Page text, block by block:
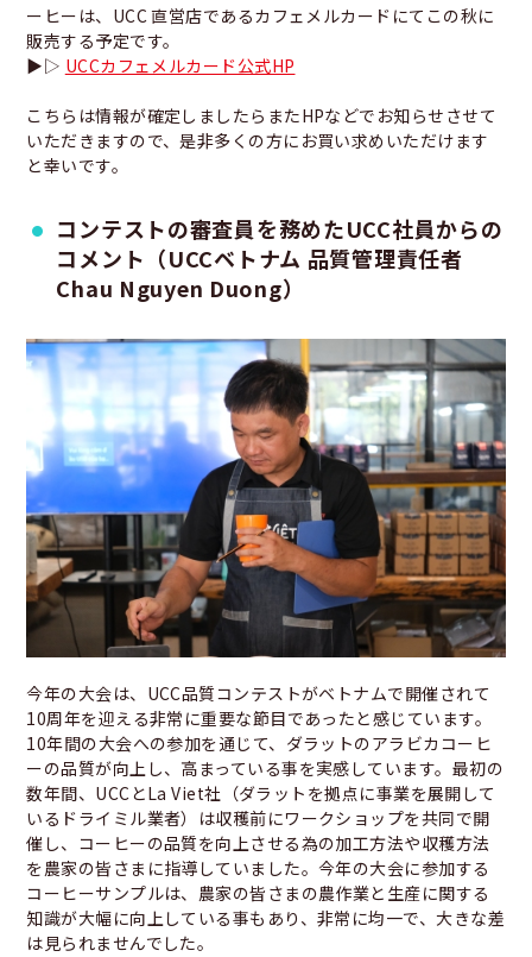
ーヒーは、UCC 直営店であるカフェメルカードにてこの秋に
販売する予定です。
▶▷ UCCカフェメルカード公式HP
こちらは情報が確定しましたらまたHPなどでお知らせさせて
いただきますので、是非多くの方にお買い求めいただけます
と幸いです。
コンテストの審査員を務めたUCC社員からの
コメント（UCCベトナム 品質管理責任者
Chau Nguyen Duong）
今年の大会は、UCC品質コンテストがベトナムで開催されて
10周年を迎える非常に重要な節目であったと感じています。
10年間の大会への参加を通じて、ダラットのアラビカコーヒ
ーの品質が向上し、高まっている事を実感しています。最初の
数年間、UCCとLa Viet社（ダラットを拠点に事業を展開して
いるドライミル業者）は収穫前にワークショップを共同で開
催し、コーヒーの品質を向上させる為の加工方法や収穫方法
を農家の皆さまに指導していました。今年の大会に参加する
コーヒーサンプルは、農家の皆さまの農作業と生産に関する
知識が大幅に向上している事もあり、非常に均一で、大きな差
は見られませんでした。